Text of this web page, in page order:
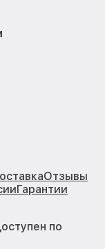
Отзывы
Гарантии
по